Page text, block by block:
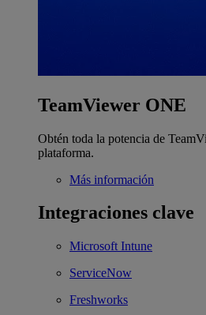
TeamViewer ONE
Obtén toda la potencia de
plataforma.
Más información
Integraciones clave
Microsoft Intune
ServiceNow
Freshworks